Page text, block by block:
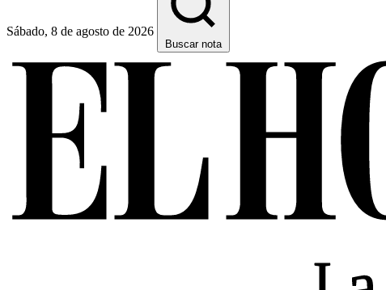
Sábado, 8 de agosto de 2026
Buscar nota